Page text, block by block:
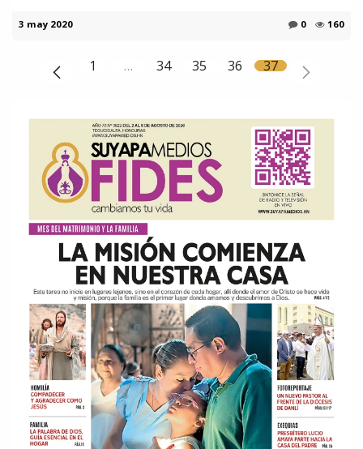
3 may 2020 0 160
1 … 34 35 36 37